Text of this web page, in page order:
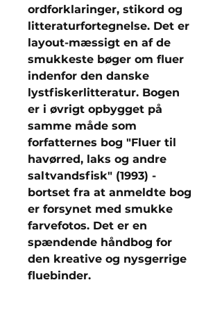
ordforklaringer, stikord og
litteraturfortegnelse. Det er
layout-mæssigt en af de
smukkeste bøger om fluer
indenfor den danske
lystfiskerlitteratur. Bogen
er i øvrigt opbygget på
samme måde som
forfatternes bog "Fluer til
havørred, laks og andre
saltvandsfisk" (1993) -
bortset fra at anmeldte bog
er forsynet med smukke
farvefotos. Det er en
spændende håndbog for
den kreative og nysgerrige
fluebinder.